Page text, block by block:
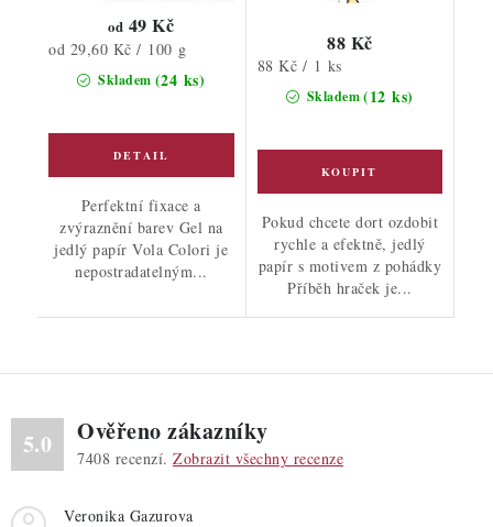
Skladem (24 ks)
od 49 Kč
Měrná
cena:
od 29,60 Kč / 100 g
Perfektní fixace a
zvýraznění barev Gel na
jedlý papír Vola Colori je
nepostradatelným...
Skladem(12 ks)
88 Kč
Měrná
cena:
88 Kč / 1 ks
Pokud chcete dort ozdobit
rychle a efektně, jedlý
papír s motivem z pohádky
Příběh hraček je...
5.0 Ověřeno zákazníky
7408 recenzí. Zobrazit všechny recenze
Veronika Gazurova